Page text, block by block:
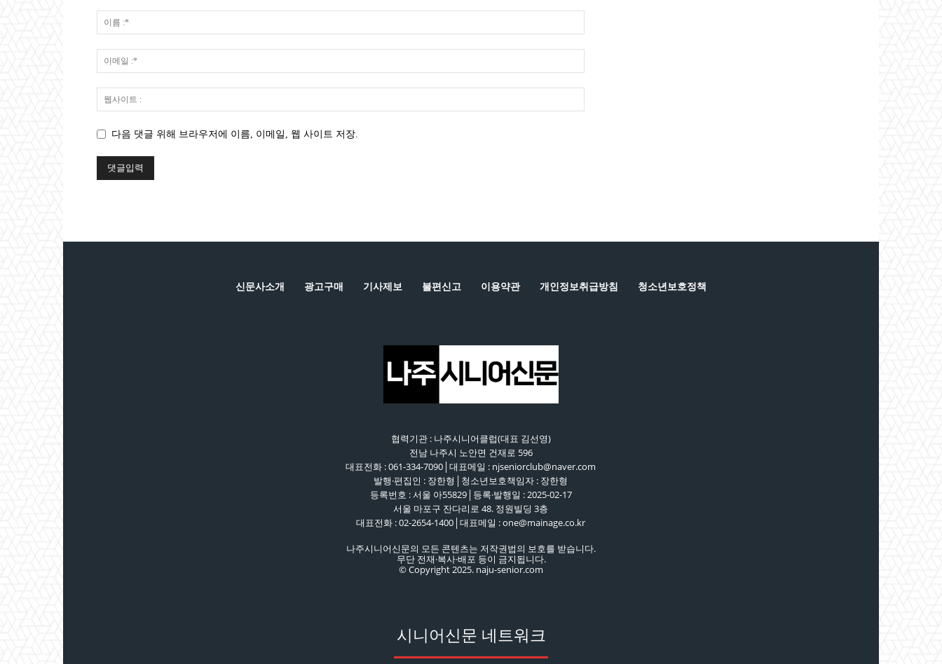
다음 댓글 위해 브라우저에 이름, 이메일, 웹 사이트 저장.
신문사소개 광고구매 기사제보 불편신고 이용약관 개인정보취급방침 청소년보호정책
협력기관 : 나주시니어클럽(대표 김선영)
전남 나주시 노안면 건재로 596
대표전화 : 061-334-7090│대표메일 : njseniorclub@naver.com
발행·편집인 : 장한형│청소년보호책임자 : 장한형
등록번호 : 서울 아55829│등록·발행일 : 2025-02-17
서울 마포구 잔다리로 48. 정원빌딩 3층
대표전화 : 02-2654-1400│대표메일 : one@mainage.co.kr
나주시니어신문의 모든 콘텐츠는 저작권법의 보호를 받습니다.
무단 전재·복사·배포 등이 금지됩니다.
© Copyright 2025. naju-senior.com
시니어신문 네트워크